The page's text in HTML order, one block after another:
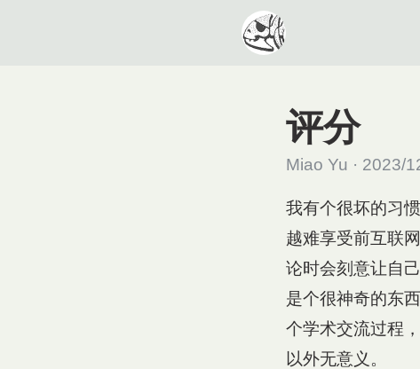
评分
Miao Yu · 2023/
我有个很坏的习
越难享受前互联
论时会刻意让自
是个很神奇的东
个学术交流过程
以外无意义。